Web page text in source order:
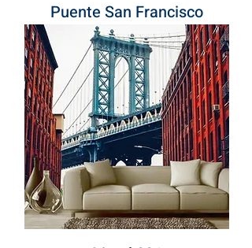
Puente San Francisco